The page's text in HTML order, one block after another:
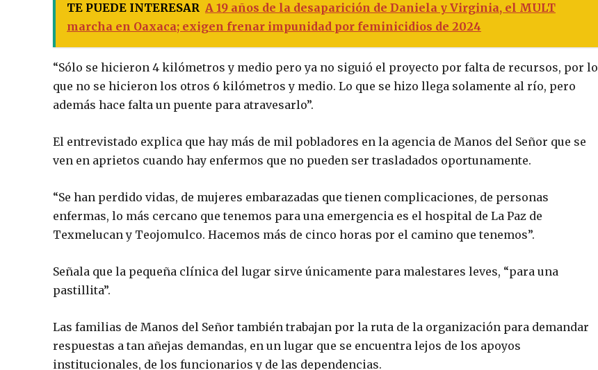
TE PUEDE INTERESAR A 19 años de la desaparición de Daniela y Virginia, el MULT
marcha en Oaxaca; exigen frenar impunidad por feminicidios de 2024
“Sólo se hicieron 4 kilómetros y medio pero ya no siguió el proyecto por falta de recursos, por lo
que no se hicieron los otros 6 kilómetros y medio. Lo que se hizo llega solamente al río, pero
además hace falta un puente para atravesarlo”.
El entrevistado explica que hay más de mil pobladores en la agencia de Manos del Señor que se
ven en aprietos cuando hay enfermos que no pueden ser trasladados oportunamente.
“Se han perdido vidas, de mujeres embarazadas que tienen complicaciones, de personas
enfermas, lo más cercano que tenemos para una emergencia es el hospital de La Paz de
Texmelucan y Teojomulco. Hacemos más de cinco horas por el camino que tenemos”.
Señala que la pequeña clínica del lugar sirve únicamente para malestares leves, “para una
pastillita”.
Las familias de Manos del Señor también trabajan por la ruta de la organización para demandar
respuestas a tan añejas demandas, en un lugar que se encuentra lejos de los apoyos
institucionales, de los funcionarios y de las dependencias.